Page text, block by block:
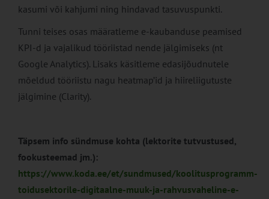
kasumi või kahjumi ning hindavad tasuvuspunkti.
Tunni teises osas määratleme e-kaubanduse peamised
KPI-d ja vajalikud tööriistad nende jälgimiseks (nt
Google Analytics). Lisaks käsitleme edasijõudnutele
mõeldud tööriistu nagu heatmap’id ja hiireliigutuste
jälgimine (Clarity).
Täpsem info sündmuse kohta (lektorite tutvustused,
fookusteemad jm.):
https://www.koda.ee/et/sundmused/koolitusprogramm-
toidusektorile-digitaalne-muuk-ja-rahvusvaheline-e-